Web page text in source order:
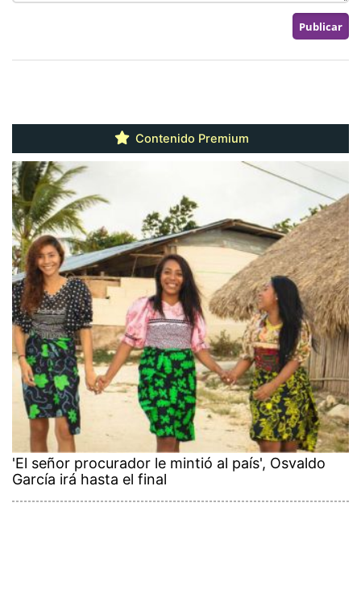
Contenido Premium
'El señor procurador le mintió al país', Osvaldo
García irá hasta el final